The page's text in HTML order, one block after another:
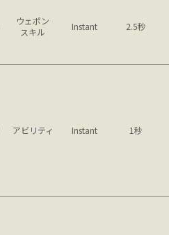
ウェポン
スキル
Instant 2.5秒
アビリティ Instant 1秒